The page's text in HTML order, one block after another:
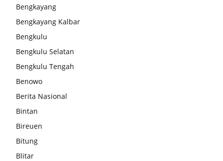
Bengkayang
Bengkayang Kalbar
Bengkulu
Bengkulu Selatan
Bengkulu Tengah
Benowo
Berita Nasional
Bintan
Bireuen
Bitung
Blitar